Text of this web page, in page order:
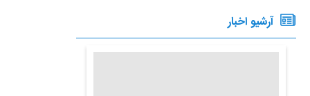
آرشیو اخبار